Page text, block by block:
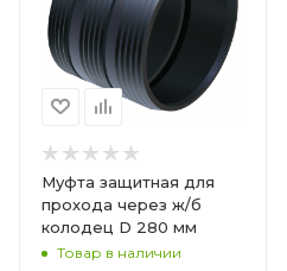
Муфта защитная для
прохода через ж/б
колодец D 280 мм
Товар в наличии